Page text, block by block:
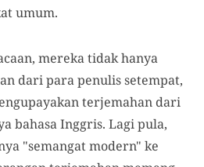
umum.
mereka tidak hanya
dari para penulis setempat,
terjemahan dari
bahasa Inggris. Lagi pula,
"semangat modern" ke